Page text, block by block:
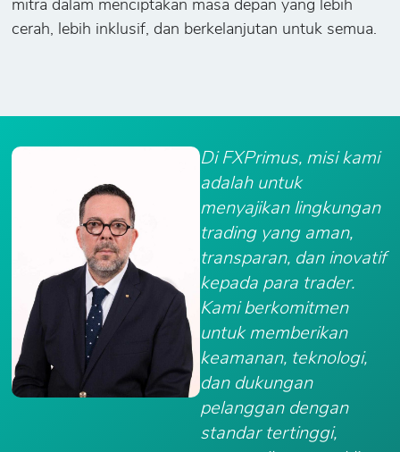
mitra dalam menciptakan masa depan yang lebih
cerah, lebih inklusif, dan berkelanjutan untuk semua.
Di FXPrimus, misi kami
adalah untuk
menyajikan lingkungan
trading yang aman,
transparan, dan inovatif
kepada para trader.
Kami berkomitmen
untuk memberikan
keamanan, teknologi,
dan dukungan
pelanggan dengan
standar tertinggi,